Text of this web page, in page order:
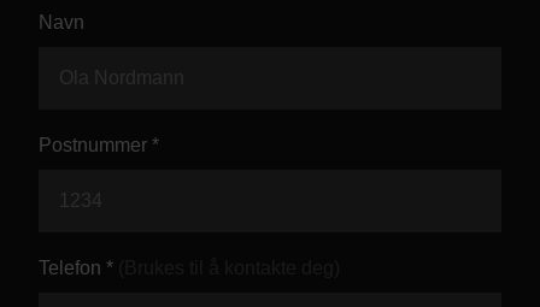
Kontor og megler
Digital boligannonsering
Navn
Postnummer *
Telefon *